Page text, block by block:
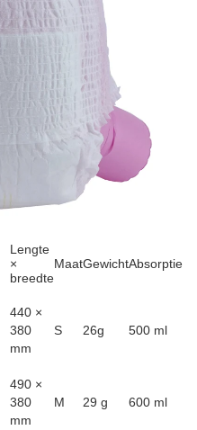
Lengte
×
breedte
MaatGewichtAbsorptie
440 ×
380
mm
S 26g 500 ml
490 ×
380
mm
M 29 g 600 ml